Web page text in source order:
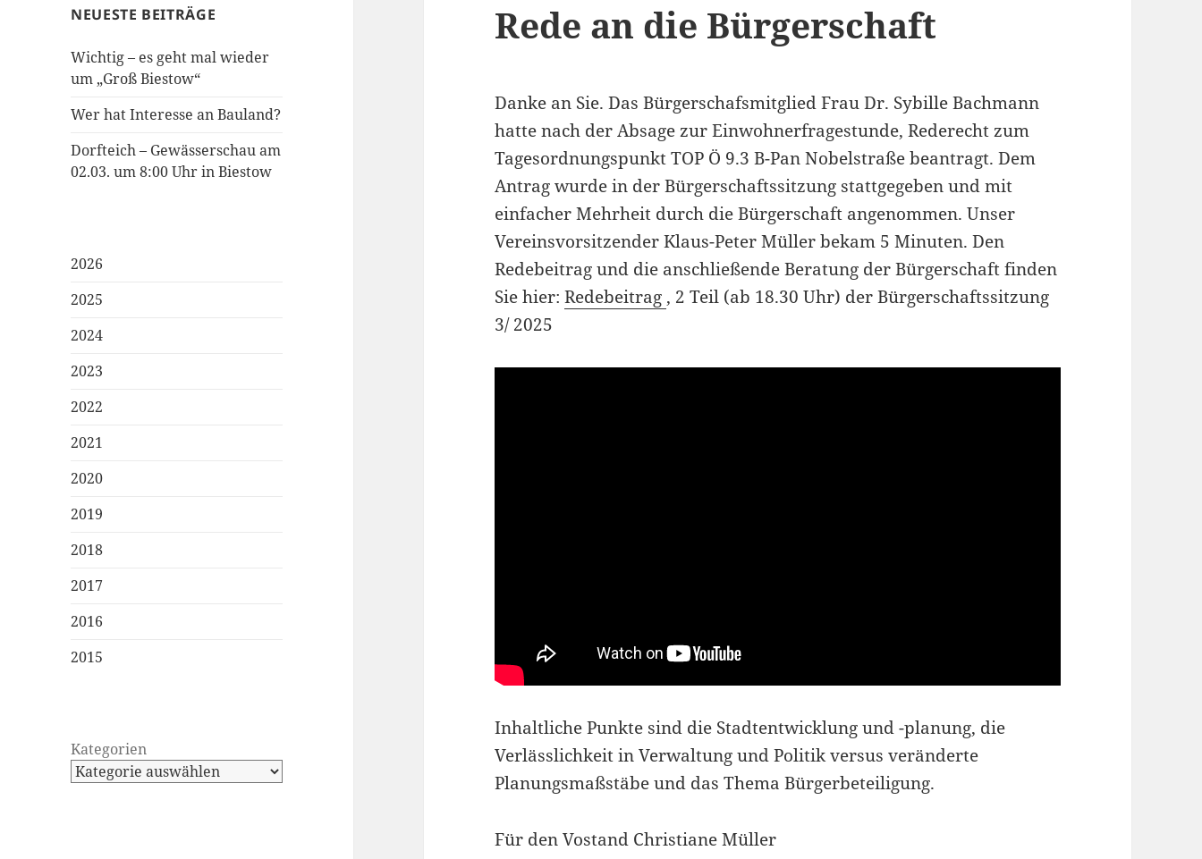
NEUESTE BEITRÄGE
Wichtig – es geht mal wieder
um „Groß Biestow“
Wer hat Interesse an Bauland?
Dorfteich – Gewässerschau am
02.03. um 8:00 Uhr in Biestow
2026
2025
2024
2023
2022
2021
2020
2019
2018
2017
2016
2015
Kategorien
Rede an die Bürgerschaft
Danke an Sie. Das Bürgerschafsmitglied Frau Dr. Sybille Bachmann
hatte nach der Absage zur Einwohnerfragestunde, Rederecht zum
Tagesordnungspunkt TOP Ö 9.3 B-Pan Nobelstraße beantragt. Dem
Antrag wurde in der Bürgerschaftssitzung stattgegeben und mit
einfacher Mehrheit durch die Bürgerschaft angenommen. Unser
Vereinsvorsitzender Klaus-Peter Müller bekam 5 Minuten. Den
Redebeitrag und die anschließende Beratung der Bürgerschaft finden
Sie hier:Redebeitrag , 2 Teil (ab 18.30 Uhr) der Bürgerschaftssitzung
3/ 2025
Inhaltliche Punkte sind die Stadtentwicklung und -planung, die
Verlässlichkeit in Verwaltung und Politik versus veränderte
Planungsmaßstäbe und das Thema Bürgerbeteiligung.
Für den Vostand Christiane Müller